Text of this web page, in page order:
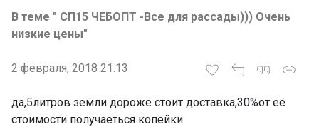
В теме " СП15 ЧЕБОПТ -Все для рассады))) Очень
низкие цены"
2 февраля, 2018 21:13
да,5литров земли дороже стоит доставка,30%от её
стоимости получаеться копейки